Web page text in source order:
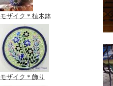
モザイク＊植木鉢
モザイク＊飾り